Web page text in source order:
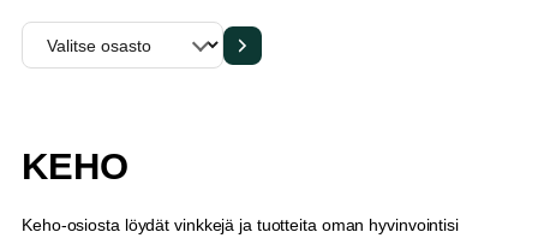
Valitse
osasto
KEHO
Keho-osiosta löydät vinkkejä ja tuotteita oman hyvinvointisi